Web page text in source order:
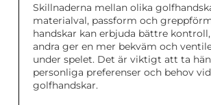
Skillnaderna mellan olika
materialval, passform och
handskar kan erbjuda bättre
andra ger en mer bekväm och
under spelet. Det är viktigt att ta
personliga preferenser och behov
golfhandskar.